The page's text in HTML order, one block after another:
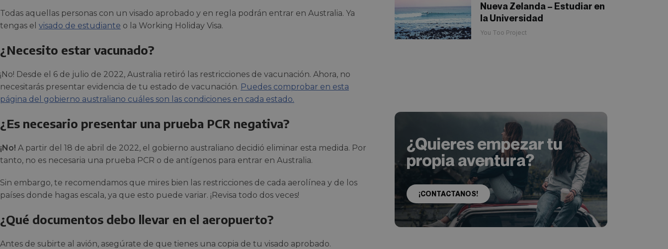
Todas aquellas personas con un visado aprobado y en regla podrán entrar en Australia. Ya
tengas el visado de estudiante o la Working Holiday Visa.
¿Necesito estar vacunado?
¡No! Desde el 6 de julio de 2022, Australia retiró las restricciones de vacunación. Ahora, no
necesitarás presentar evidencia de tu estado de vacunación. Puedes comprobar en esta
página del gobierno australiano cuáles son las condiciones en cada estado.
¿Es necesario presentar una prueba PCR negativa?
¡No! A partir del 18 de abril de 2022, el gobierno australiano decidió eliminar esta medida. Por
tanto, no es necesaria una prueba PCR o de antígenos para entrar en Australia.
Sin embargo, te recomendamos que mires bien las restricciones de cada aerolínea y de los
países donde hagas escala, ya que esto puede variar. ¡Revisa todo dos veces!
¿Qué documentos debo llevar en el aeropuerto?
Antes de subirte al avión, asegúrate de que tienes una copia de tu visado aprobado.
Nueva Zelanda – Estudiar en
la Universidad
You Too Project
¿Quieres empezar tu
propia aventura?
¡CONTACTANOS!